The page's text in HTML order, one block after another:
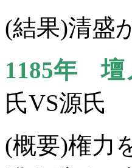
(結果)清盛
1185年 壇
氏VS源氏
(概要)権力